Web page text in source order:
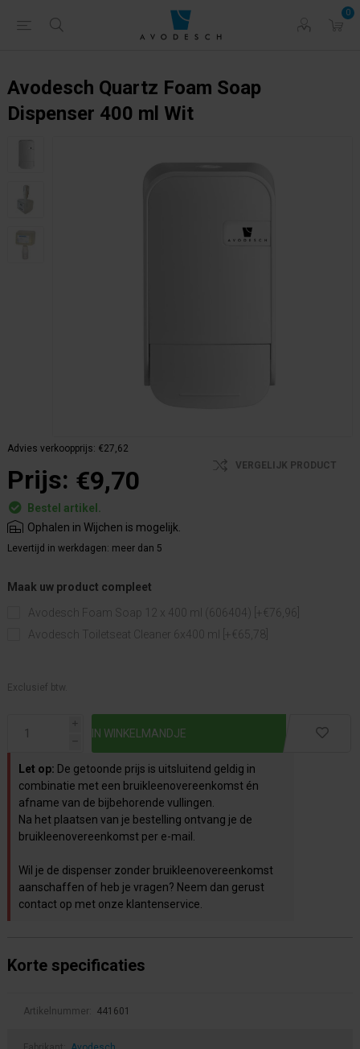
0
Avodesch Quartz Foam Soap
Dispenser 400 ml Wit
Advies verkoopprijs: €27,62
Prijs: €9,70 VERGELIJK PRODUCT
Bestel artikel.
Ophalen in Wijchen is mogelijk.
Levertijd in werkdagen: meer dan 5
Maak uw product compleet
Avodesch Foam Soap 12 x 400 ml (606404) [+€76,96]
Avodesch Toiletseat Cleaner 6x400 ml [+€65,78]
Exclusief btw.
i
h
Let op: De getoonde prijs is uitsluitend geldig in
combinatie met een bruikleenovereenkomst én
afname van de bijbehorende vullingen.
Na het plaatsen van je bestelling ontvang je de
bruikleenovereenkomst per e-mail.
Wil je de dispenser zonder bruikleenovereenkomst
aanschaffen of heb je vragen? Neem dan gerust
contact op met onze klantenservice.
Korte specificaties
Artikelnummer: 441601